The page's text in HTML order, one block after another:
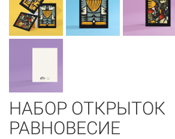
НАБОР ОТКРЫТОК
РАВНОВЕСИЕ